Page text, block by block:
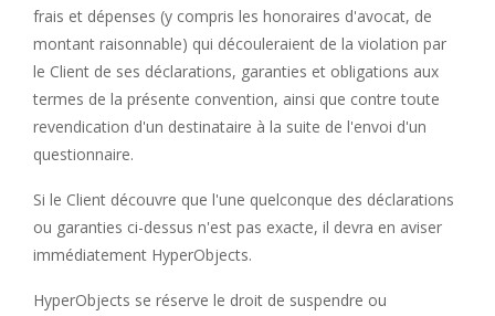
frais et dépenses (y compris les honoraires d'avocat, de
montant raisonnable) qui découleraient de la violation par
le Client de ses déclarations, garanties et obligations aux
termes de la présente convention, ainsi que contre toute
revendication d'un destinataire à la suite de l'envoi d'un
questionnaire.
Si le Client découvre que l'une quelconque des déclarations
ou garanties ci-dessus n'est pas exacte, il devra en aviser
immédiatement HyperObjects.
HyperObjects se réserve le droit de suspendre ou